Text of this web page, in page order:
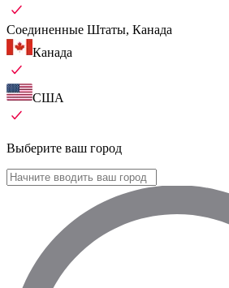
Соединенные Штаты, Канада
Канада
США
Выберите ваш город